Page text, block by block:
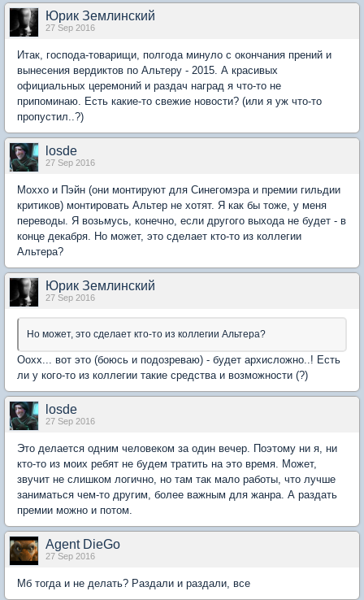
Юрик Землинский
27 Sep 2016
Итак, господа-товарищи, полгода минуло с окончания прений и
вынесения вердиктов по Альтеру - 2015. А красивых
официальных церемоний и раздач наград я что-то не
припоминаю. Есть какие-то свежие новости? (или я уж что-то
пропустил..?)
losde
27 Sep 2016
Моххо и Пэйн (они монтируют для Синегомэра и премии гильдии
критиков) монтировать Альтер не хотят. Я как бы тоже, у меня
переводы. Я возьмусь, конечно, если другого выхода не будет - в
конце декабря. Но может, это сделает кто-то из коллегии
Альтера?
Юрик Землинский
27 Sep 2016
Но может, это сделает кто-то из коллегии Альтера?
Оохх... вот это (боюсь и подозреваю) - будет архисложно..! Есть
ли у кого-то из коллегии такие средства и возможности (?)
losde
27 Sep 2016
Это делается одним человеком за один вечер. Поэтому ни я, ни
кто-то из моих ребят не будем тратить на это время. Может,
звучит не слишком логично, но там так мало работы, что лучше
заниматься чем-то другим, более важным для жанра. А раздать
премии можно и потом.
Agent DieGo
27 Sep 2016
Мб тогда и не делать? Раздали и раздали, все